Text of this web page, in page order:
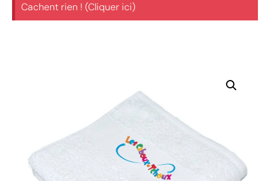
Cachent rien ! (Cliquer ici)